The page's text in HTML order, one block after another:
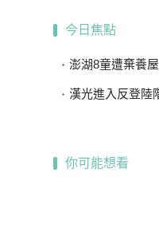
今日焦點
澎湖8童遭棄養
漢光進入反登陸
你可能想看